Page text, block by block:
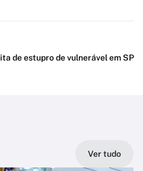
de estupro de vulnerável em SP
Ver tudo